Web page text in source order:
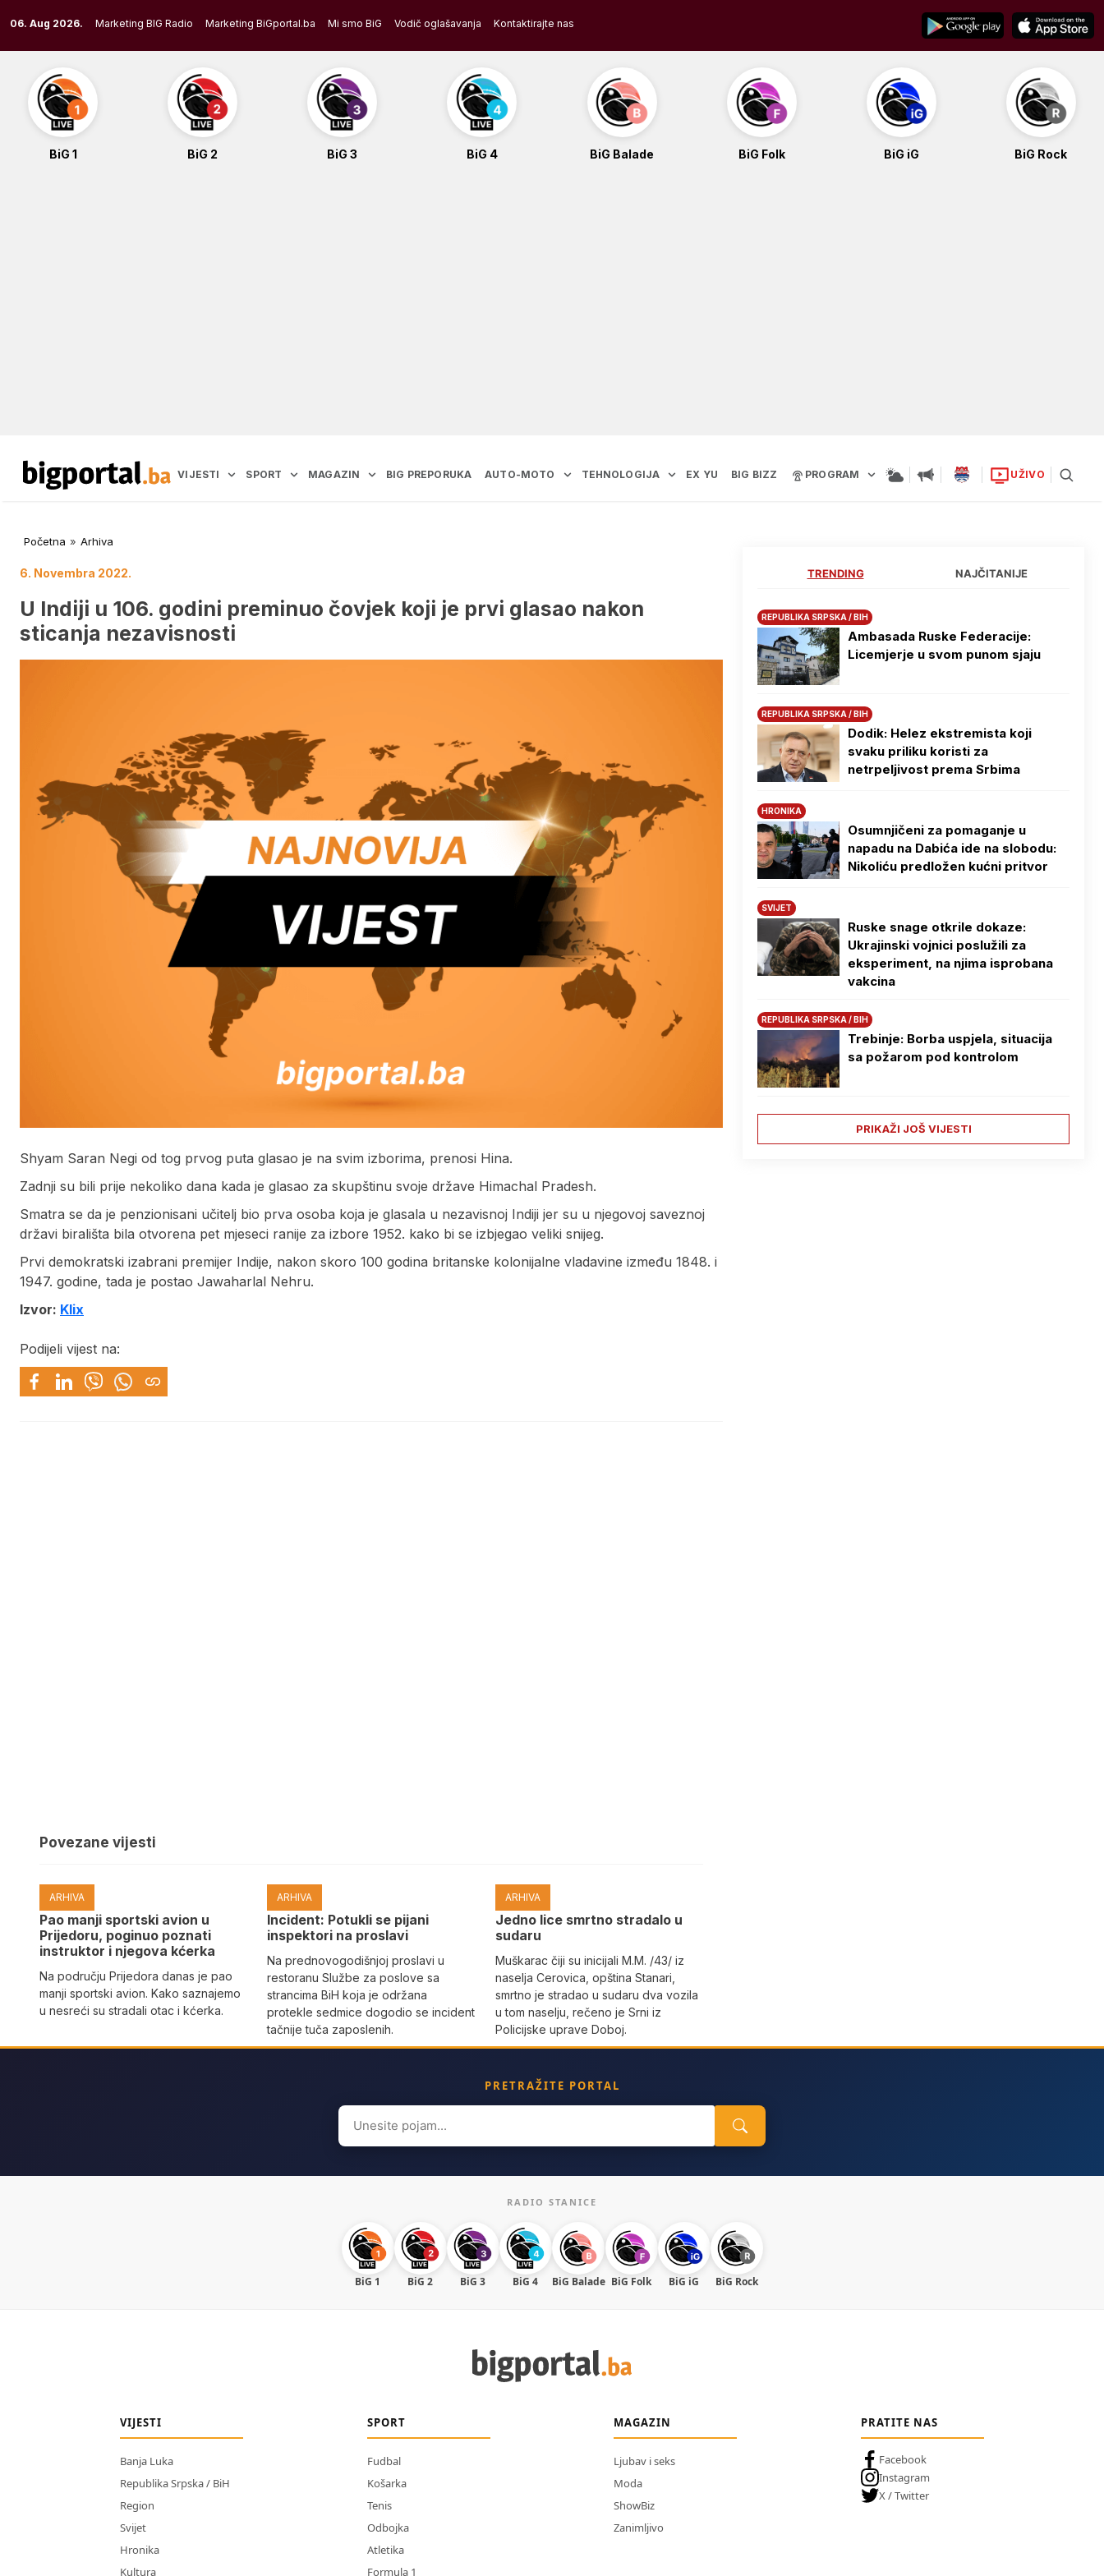
to
content
06. Aug 2026. Marketing BIG Radio Marketing BiGportal.ba Mi smo BiG Vodič oglašavanja Kontaktirajte nas
BiG 1 BiG 2 BiG 3 BiG 4 BiG Balade BiG Folk BiG iG BiG Rock
VIJESTI SPORT MAGAZIN BIG PREPORUKA AUTO-MOTO TEHNOLOGIJA EX YU BIG BIZZ PROGRAM UŽIVO
Početna » Arhiva
6. Novembra 2022.
U Indiji u 106. godini preminuo čovjek koji je prvi glasao nakon
sticanja nezavisnosti
Shyam Saran Negi od tog prvog puta glasao je na svim izborima, prenosi Hina.
Zadnji su bili prije nekoliko dana kada je glasao za skupštinu svoje države Himachal Pradesh.
Smatra se da je penzionisani učitelj bio prva osoba koja je glasala u nezavisnoj Indiji jer su u njegovoj saveznoj
državi birališta bila otvorena pet mjeseci ranije za izbore 1952. kako bi se izbjegao veliki snijeg.
Prvi demokratski izabrani premijer Indije, nakon skoro 100 godina britanske kolonijalne vladavine između 1848. i
1947. godine, tada je postao Jawaharlal Nehru.
Izvor: Klix
Podijeli vijest na:
Povezane vijesti
ARHIVA
Pao manji sportski avion u
Prijedoru, poginuo poznati
instruktor i njegova kćerka
Na području Prijedora danas je pao
manji sportski avion. Kako saznajemo
u nesreći su stradali otac i kćerka.
ARHIVA
Incident: Potukli se pijani
inspektori na proslavi
Na prednovogodišnjoj proslavi u
restoranu Službe za poslove sa
strancima BiH koja je održana
protekle sedmice dogodio se incident
tačnije tuča zaposlenih.
ARHIVA
Јedno lice smrtno stradalo u
sudaru
Muškarac čiji su inicijali M.M. /43/ iz
naselja Cerovica, opština Stanari,
smrtno je stradao u sudaru dva vozila
u tom naselju, rečeno je Srni iz
Policijske uprave Doboj.
TRENDING NAJČITANIJE
REPUBLIKA SRPSKA / BIH
Ambasada Ruske Federacije:
Licemjerje u svom punom sjaju
REPUBLIKA SRPSKA / BIH
Dodik: Helez ekstremista koji
svaku priliku koristi za
netrpeljivost prema Srbima
HRONIKA
Osumnjičeni za pomaganje u
napadu na Dabića ide na slobodu:
Nikoliću predložen kućni pritvor
SVIJET
Ruske snage otkrile dokaze:
Ukrajinski vojnici poslužili za
eksperiment, na njima isprobana
vakcina
REPUBLIKA SRPSKA / BIH
Trebinje: Borba uspjela, situacija
sa požarom pod kontrolom
PRIKAŽI JOŠ VIJESTI
PRETRAŽITE PORTAL
Search
for:
RADIO STANICE
BiG 1 BiG 2 BiG 3 BiG 4 BiG Balade BiG Folk BiG iG BiG Rock
VIJESTI
Banja Luka
Republika Srpska / BiH
Region
Svijet
Hronika
Kultura
SPORT
Fudbal
Košarka
Tenis
Odbojka
Atletika
Formula 1
MAGAZIN
Ljubav i seks
Moda
ShowBiz
Zanimljivo
PRATITE NAS
Facebook
Instagram
X / Twitter